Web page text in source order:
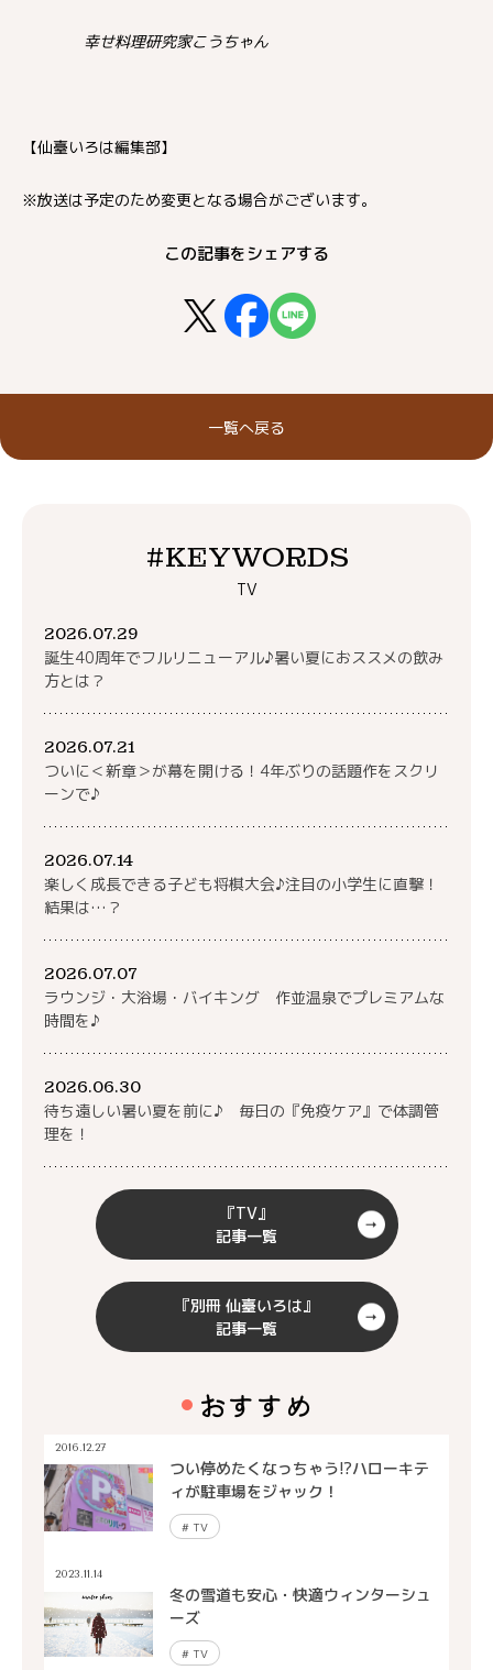
幸せ料理研究家こうちゃん
【仙臺いろは編集部】
※放送は予定のため変更となる場合がございます。
この記事をシェアする
一覧へ戻る
#KEYWORDS
TV
2026.07.29
誕生40周年でフルリニューアル♪暑い夏におススメの飲み
方とは？
2026.07.21
ついに＜新章＞が幕を開ける！4年ぶりの話題作をスクリ
ーンで♪
2026.07.14
楽しく成長できる子ども将棋大会♪注目の小学生に直撃！
結果は…？
2026.07.07
ラウンジ・大浴場・バイキング 作並温泉でプレミアムな
時間を♪
2026.06.30
待ち遠しい暑い夏を前に♪ 毎日の『免疫ケア』で体調管
理を！
『TV』
記事一覧
『別冊 仙臺いろは』
記事一覧
おすすめ
2016.12.27
つい停めたくなっちゃう!?ハローキテ
ィが駐車場をジャック！
#TV
2023.11.14
冬の雪道も安心・快適ウィンターシュ
ーズ
#TV